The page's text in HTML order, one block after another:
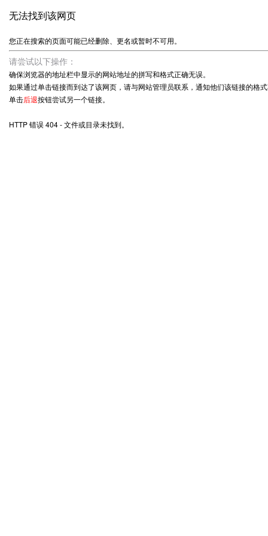
无法找到该网页
您正在搜索的页面可能已经删除、更名或暂时不可用。
请尝试以下操作：
确保浏览器的地址栏中显示的网站地址的拼写和格式正确无误。
如果通过单击链接而到达了该网页，请与网站管理员联系，通知他们该链接的格
单击后退按钮尝试另一个链接。
HTTP 错误 404 - 文件或目录未找到。